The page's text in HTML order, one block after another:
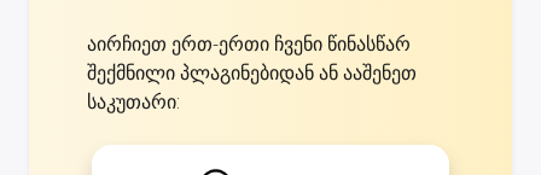
აირჩიეთ ერთ-ერთი ჩვენი წინასწარ
შექმნილი პლაგინებიდან ან ააშენეთ
საკუთარი: